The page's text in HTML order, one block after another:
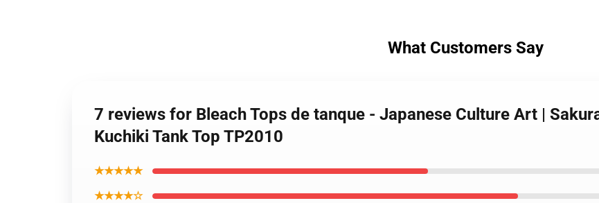
What Customers Say
7 reviews for Bleach Tops de tanque - Japanese Culture Art |
Kuchiki Tank Top TP2010
★★★★★
★★★★☆